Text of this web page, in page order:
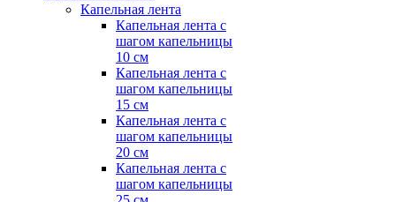
Капельная лента
Капельная лента с
шагом капельницы
10 см
Капельная лента с
шагом капельницы
15 см
Капельная лента с
шагом капельницы
20 см
Капельная лента с
шагом капельницы